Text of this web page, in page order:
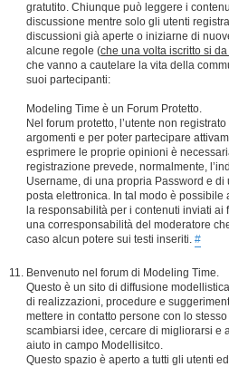
gratutito. Chiunque può leggere i
discussione mentre solo gli utenti
discussioni già aperte o iniziarne di
alcune regole (che una volta iscritto si
che vanno a cautelare la vita della
suoi partecipanti:
Modeling Time è un Forum Protetto.
Nel forum protetto, l’utente non
argomenti e per poter partecipare
esprimere le proprie opinioni è
registrazione prevede, normalmente,
Username, di una propria Password e
posta elettronica. In tal modo è possibile
la responsabilità per i contenuti inviati ai
una corresponsabilità del moderatore
caso alcun potere sui testi inseriti. #
Benvenuto nel forum di Modeling Time.
Questo è un sito di diffusione
di realizzazioni, procedure e
mettere in contatto persone con lo
scambiarsi idee, cercare di migliorarsi e
aiuto in campo Modellisitco.
Questo spazio è aperto a tutti gli utenti